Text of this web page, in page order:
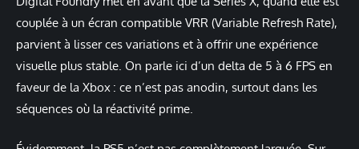
couplée à un écran compatible VRR (Variable Refresh Rate),
parvient à lisser ces variations et à offrir une expérience
visuelle plus stable. On parle ici d’un delta de 5 à 6 FPS en
faveur de la Xbox : ce n’est pas anodin, surtout dans les
séquences où la réactivité prime.